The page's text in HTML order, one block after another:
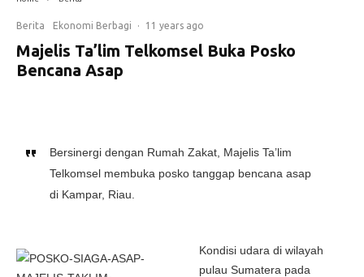
Berita Ekonomi Berbagi · 11 years ago
Majelis Ta’lim Telkomsel Buka Posko
Bencana Asap
Bersinergi dengan Rumah Zakat, Majelis Ta’lim
Telkomsel membuka posko tanggap bencana asap
di Kampar, Riau.
Kondisi udara di wilayah
pulau Sumatera pada